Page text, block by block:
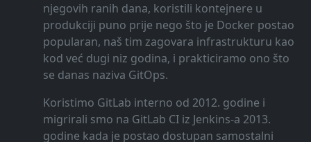
njegovih ranih dana, koristili kontejnere u
produkciji puno prije nego što je Docker postao
popularan, naš tim zagovara infrastrukturu kao
kod već dugi niz godina, i prakticiramo ono što
se danas naziva GitOps.
Koristimo GitLab interno od 2012. godine i
migrirali smo na GitLab CI iz Jenkins-a 2013.
godine kada je postao dostupan samostalni